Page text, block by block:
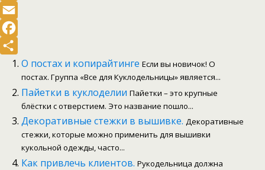
Telegram
Email
Facebook
Отправить
О постах и копирайтинге Если вы новичок! О
постах. Группа «Все для Куклодельницы» является...
Пайетки в куклоделии Пайетки – это крупные
блёстки с отверстием. Это название пошло...
Декоративные стежки в вышивке. Декоративные
стежки, которые можно применить для вышивки
кукольной одежды, часто...
Как привлечь клиентов. Рукодельница должна